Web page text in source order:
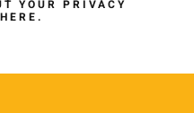
YOURPRIVACY
HERE.